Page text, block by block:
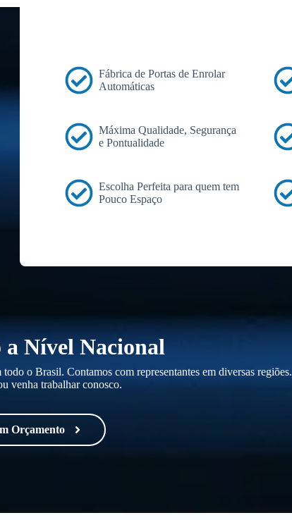
Fábrica de Portas de Enrolar
Automáticas
Máxima Qualidade, Segurança
e Pontualidade
Escolha Perfeita para quem tem
Pouco Espaço
Nível Nacional
o Brasil. Contamos com representantes em diversas regiões.
venha trabalhar conosco.
Orçamento